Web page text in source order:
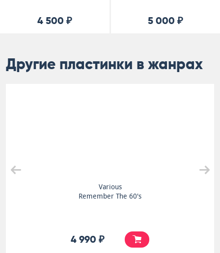
4 500 ₽ 5 000 ₽
Другие пластинки в жанрах
Various
Remember The 60's
4 990 ₽